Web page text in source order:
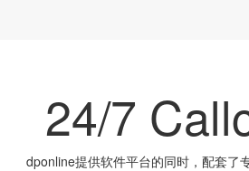
24/7
dponline提供软件平台的同时，配套了